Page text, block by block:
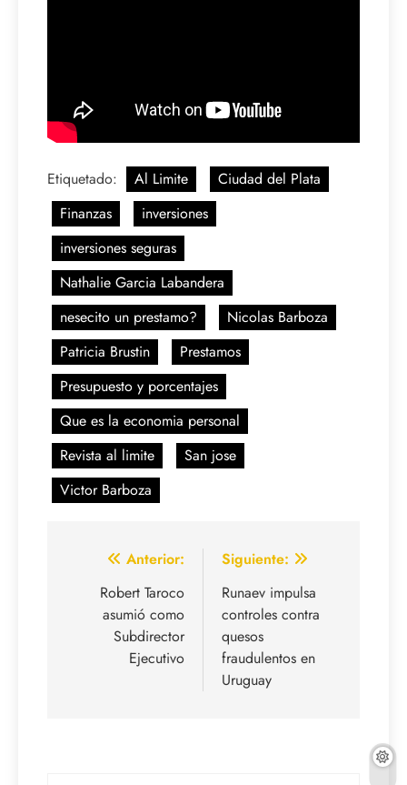
Etiquetado: Al Limite
Ciudad del Plata
Finanzas
inversiones
inversiones seguras
Nathalie Garcia Labandera
nesecito un prestamo?
Nicolas Barboza
Patricia Brustin
Prestamos
Presupuesto y porcentajes
Que es la economia personal
Revista al limite
San jose
Victor Barboza
Navegación
entradas
Anterior:
Robert Taroco
asumió como
Subdirector
Ejecutivo
Siguiente:
Runaev impulsa
controles contra
quesos
fraudulentos en
Uruguay